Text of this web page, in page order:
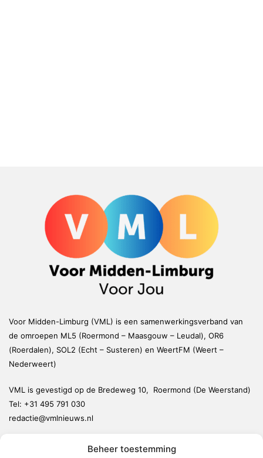
Beheer toestemming
Voor Midden-Limburg (VML) is een samenwerkingsverband van
de omroepen ML5 (Roermond – Maasgouw – Leudal), OR6
(Roerdalen), SOL2 (Echt – Susteren) en WeertFM (Weert –
Nederweert)
VML is gevestigd op de Bredeweg 10, Roermond (De Weerstand)
Tel: +31 495 791 030
redactie@vmlnieuws.nl